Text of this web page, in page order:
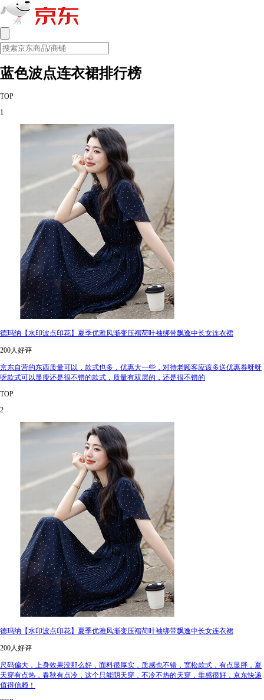
蓝色波点连衣裙排行榜
TOP
1
德玛纳【水印波点印花】夏季优雅风渐变压褶荷叶袖绑带飘逸中长女连衣裙
200人好评
京东自营的东西质量可以，款式也多，优惠大一些，对待老顾客应该多送优惠券呀呀
呀款式可以显瘦还是很不错的款式，质量有双层的，还是很不错的
TOP
2
德玛纳【水印波点印花】夏季优雅风渐变压褶荷叶袖绑带飘逸中长女连衣裙
200人好评
尺码偏大，上身效果没那么好，面料很厚实，质感也不错，宽松款式，有点显胖，夏
天穿有点热，春秋有点冷，这个只能阴天穿，不冷不热的天穿，垂感很好，京东快递
值得信赖！